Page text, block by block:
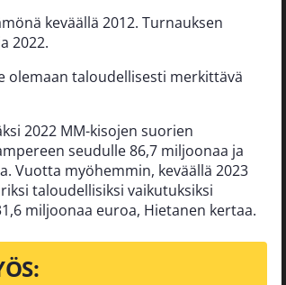
keväällä 2012. Turnauksen
2022.
olemaan taloudellisesti merkittävä
2022 MM-kisojen suorien
seudulle 86,7 miljoonaa ja
Vuotta myöhemmin, keväällä 2023
taloudellisiksi vaikutuksiksi
miljoonaa euroa, Hietanen kertaa.